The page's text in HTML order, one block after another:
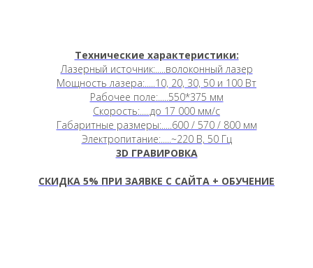
Технические характеристики:
Лазерный источник:.....волоконный лазер
Мощность лазера:.....10, 20, 30, 50 и 100 Вт
Рабочее поле:.....550*375 мм
Скорость:.....до 17 000 мм/c
Габаритные размеры:.....600 / 570 / 800 мм
Электропитание:.....~220 В, 50 Гц
3D ГРАВИРОВКА
СКИДКА 5% ПРИ ЗАЯВКЕ С САЙТА + ОБУЧЕНИЕ